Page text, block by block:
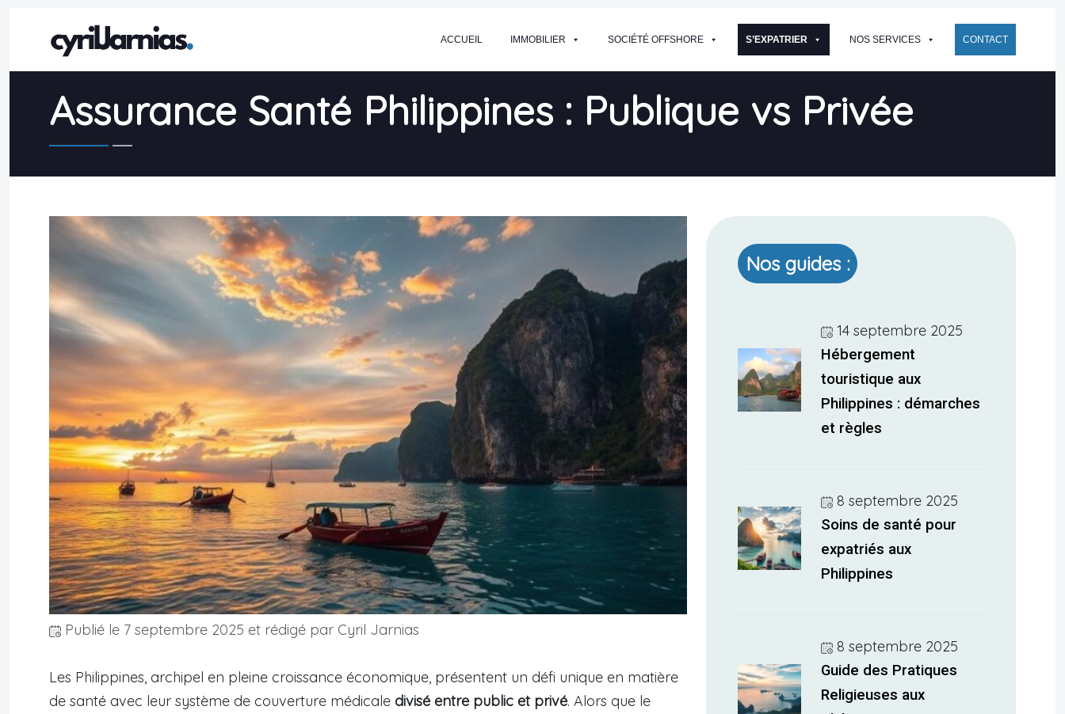
ACCUEIL IMMOBILIER SOCIÉTÉ OFFSHORE S’EXPATRIER NOS SERVICES CONTACT
Assurance Santé Philippines : Publique vs Privée
Publié le 7 septembre 2025 et rédigé par Cyril Jarnias
Les Philippines, archipel en pleine croissance économique, présentent un défi unique en matière
de santé avec leur système de couverture médicale divisé entre public et privé. Alors que le
Nos guides :
14 septembre 2025
Hébergement
touristique aux
Philippines : démarches
et règles
8 septembre 2025
Soins de santé pour
expatriés aux
Philippines
8 septembre 2025
Guide des Pratiques
Religieuses aux